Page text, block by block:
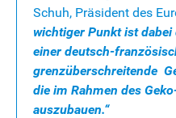
Schuh, Präsident des
wichtiger Punkt ist
einer deutsch-
grenzüberschreitende
die im Rahmen des
auszubauen.“